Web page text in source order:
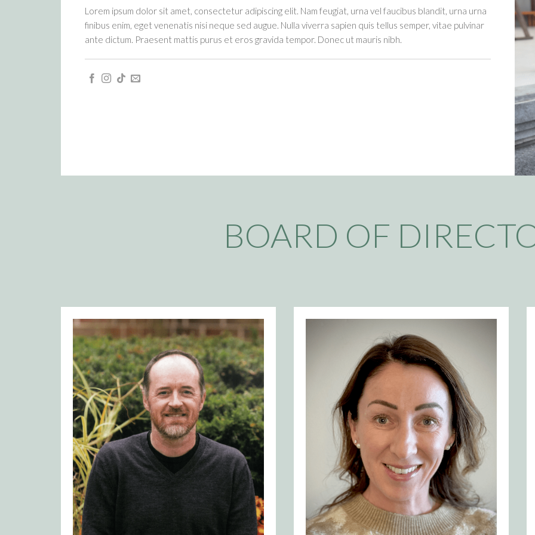
Lorem ipsum dolor sit amet, consectetur adipiscing elit. Nam feugiat, urna vel faucibus blandit, urna urna
finibus enim, eget venenatis nisi neque sed augue. Nulla viverra sapien quis tellus semper, vitae pulvinar
ante dictum. Praesent mattis purus et eros gravida tempor. Donec ut mauris nibh.
BOARD OF